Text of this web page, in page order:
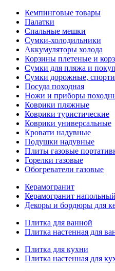
Кемпинговые товары
Палатки
Спальные мешки
Сумки-холодильники
Аккумуляторы холода
Корзины плетеные и
Сумки для пляжа и
Сумки дорожные,
Посуда походная
Ножи и приборы
Коврики пляжные
Коврики туристические
Коврики универсальные
Кровати надувные
Подушки надувные
Плиты газовые
Горелки газовые
Обогреватели газовые
Керамогранит
Керамогранит напольный
Декоры и бордюры для
Плитка для ванной
Плитка настенная для
Плитка для кухни
Плитка настенная для